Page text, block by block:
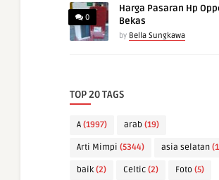
0
Harga Pasaran Hp
Bekas
by Bella Sungkawa
TOP 20 TAGS
A (1997) arab (19)
Arti Mimpi (5344) asia selatan
baik (2) Celtic (2) Foto (5)